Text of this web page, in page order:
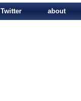
Twitter about